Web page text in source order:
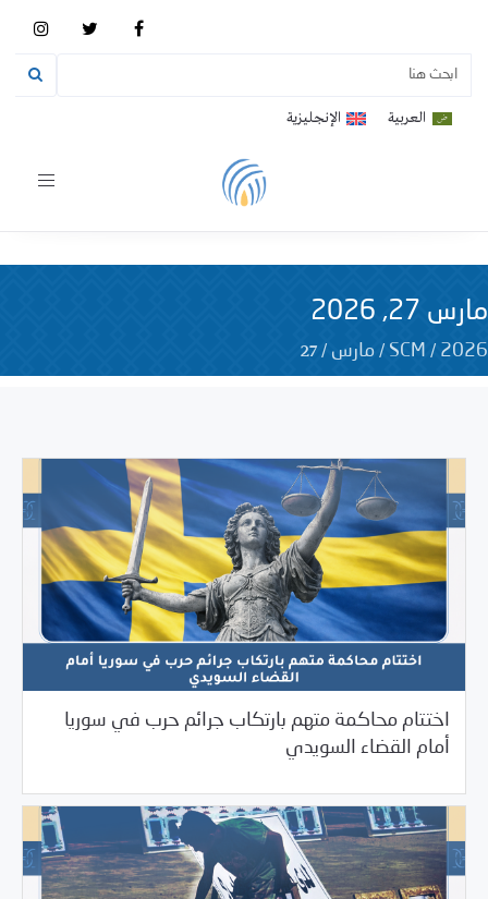
العربية الإنجليزية
Toggle
مارس 27, 2026
SCM / 2026
/ مارس /
27
اختتام محاكمة متهم بارتكاب جرائم حرب في سوريا
أمام القضاء السويدي
03/27/2026 بيانات المركز